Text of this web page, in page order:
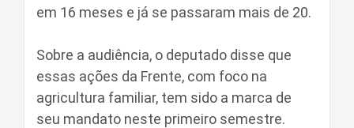
em 16 meses e já se passaram mais de 20.
Sobre a audiência, o deputado disse que
essas ações da Frente, com foco na
agricultura familiar, tem sido a marca de
seu mandato neste primeiro semestre.